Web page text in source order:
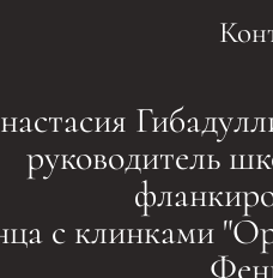
руководитель
с клинками